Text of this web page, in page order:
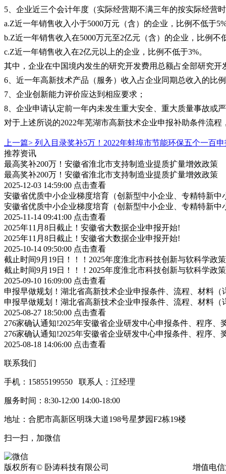
5、企业近三个会计年度（实际经营期不满三年的按实际经营
a.Z近一年销售收入小于5000万元（含）的企业，比例不低于
b.Z近一年销售收入在5000万元至2亿元（含）的企业，比例不
c.Z近一年销售收入在2亿元以上的企业，比例不低于3%。
其中，企业在中国境内发生的研究开发费用总额占全部研究开
6、近一年高新技术产品（服务）收入占企业同期总收入的比
7、企业创新能力评价应达到相应要求；
8、企业申请认定前一年内未发生重大安全、重大质量事故或
对于上述所说的2022年芜湖市高新技术企业申报补助条件流
上一篇> 列入目录奖补5万！2022年蚌埠市节能环保五个一百
推荐资讯
最高奖补200万！安徽省淮北市支持制造业提质扩量增效政策
最高奖补200万！安徽省淮北市支持制造业提质扩量增效政策
2025-12-03 14:59:00 点击查看
安徽省优质中小企业梯度培育（创新型中小企业、专精特新中
安徽省优质中小企业梯度培育（创新型中小企业、专精特新中
2025-11-14 09:41:00 点击查看
2025年11月8日截止！安徽省大数据企业申报开始!
2025年11月8日截止！安徽省大数据企业申报开始!
2025-10-14 09:50:00 点击查看
截止时间9月19日！！！2025年度淮北市科技创新与软科学
截止时间9月19日！！！2025年度淮北市科技创新与软科学
2025-09-10 16:09:00 点击查看
申报早做规划！湖北省高新技术企业申报条件、流程、材料（
申报早做规划！湖北省高新技术企业申报条件、流程、材料（
2025-08-27 18:50:00 点击查看
276家确认通知!2025年安徽省企业研发中心申报条件、程序、
276家确认通知!2025年安徽省企业研发中心申报条件、程序、
2025-08-18 14:06:00 点击查看
联系我们
手机：15855199550 联系人：江经理
服务时间：8:30-12:00 14:00-18:00
地址：合肥市高新区明珠大道198号星梦园F2栋19楼
扫一扫，加微信
版权所有© 卧涛科技有限公司 增值电